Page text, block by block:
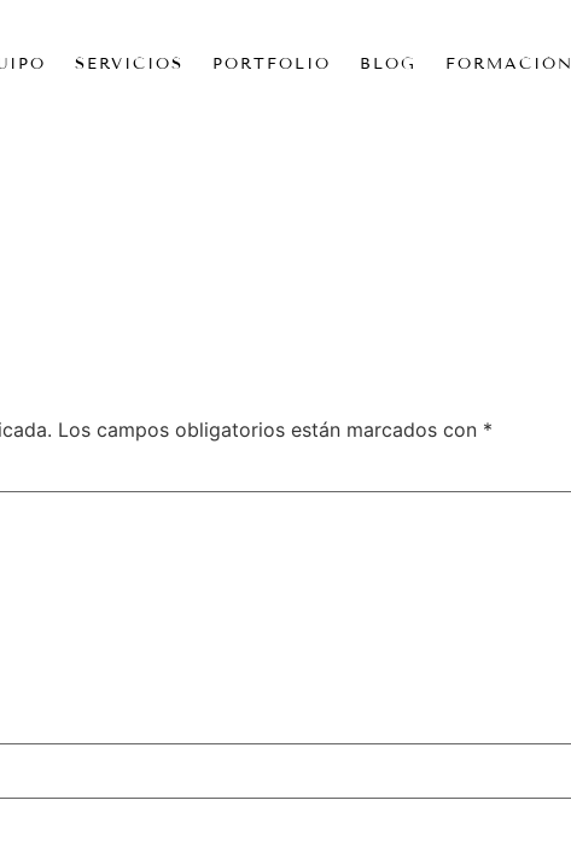
SERVICIOS PORTFOLIO BLOG FORMACIÓN
Los campos obligatorios están marcados con *